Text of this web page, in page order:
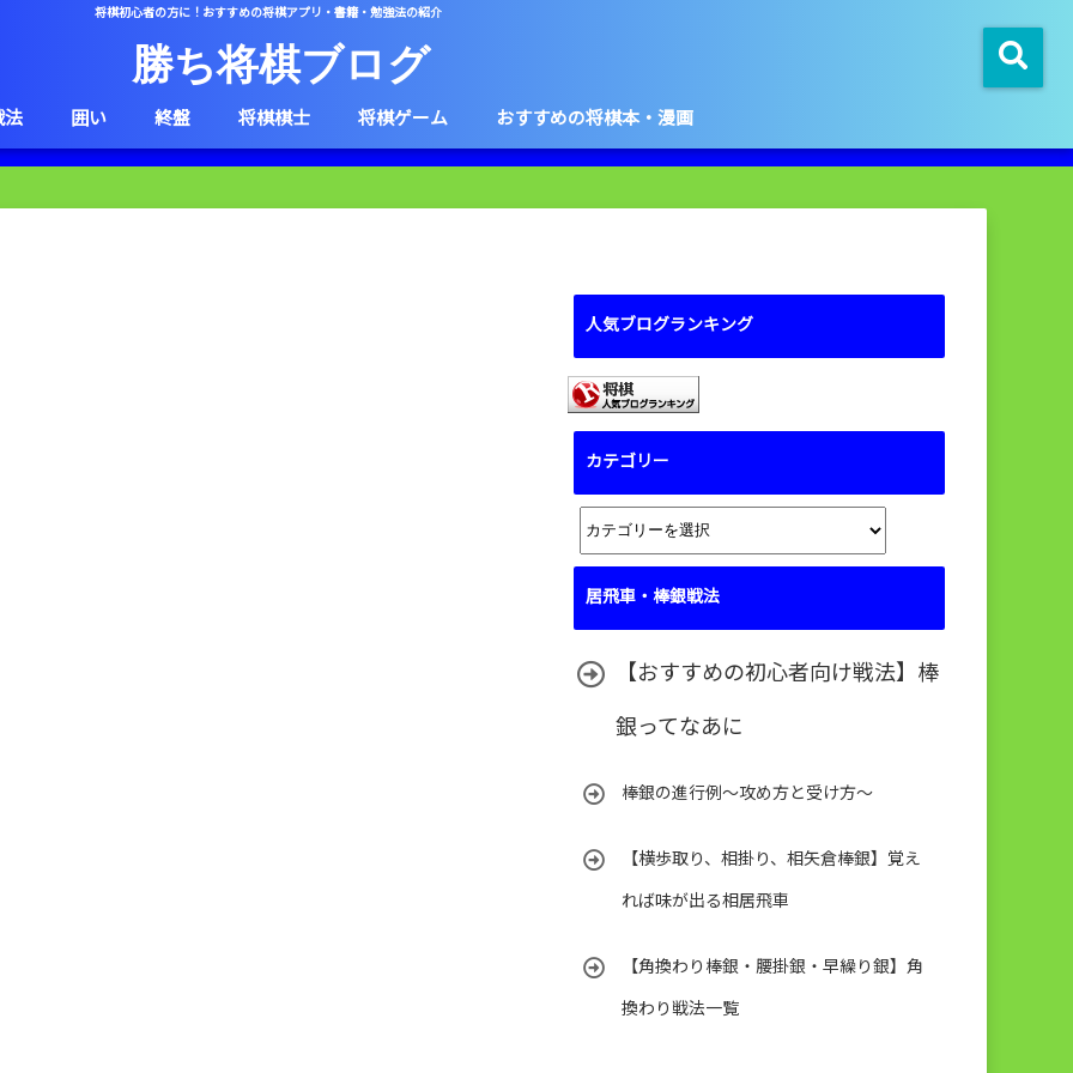
将棋初心者の方に！おすすめの将棋アプリ・書籍・勉強法の紹介
勝ち将棋ブログ
法 囲い 終盤 将棋棋士 将棋ゲーム おすすめの将棋本・漫画
人気ブログランキング
カテゴリー
テ
居飛車・棒銀戦法
【おすすめの初心者向け戦法】棒
銀ってなあに
棒銀の進行例～攻め方と受け方～
【横歩取り、相掛り、相矢倉棒銀】覚え
れば味が出る相居飛車
【角換わり棒銀・腰掛銀・早繰り銀】角
換わり戦法一覧